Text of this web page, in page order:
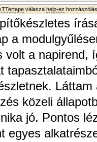
válasza help-ez
a
volt a napirend,
közeli
jó. Pontos
egyes